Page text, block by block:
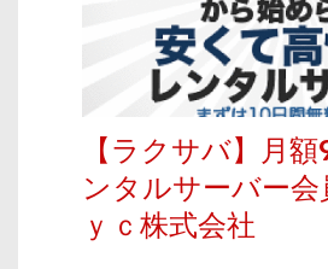
【ラクサバ】月
ンタルサーバー会
ｙｃ株式会社